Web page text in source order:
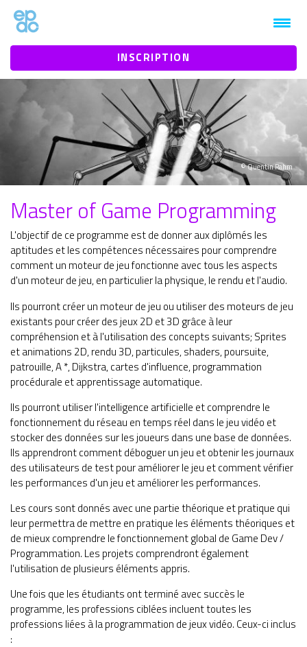
1mt0jz3htbaby1vn9b9934eeh94n1k
INSCRIPTION
© Quentin Rahm
Master of Game Programming
L'objectif de ce programme est de donner aux diplômés les
aptitudes et les compétences nécessaires pour comprendre
comment un moteur de jeu fonctionne avec tous les aspects
d'un moteur de jeu, en particulier la physique, le rendu et l'audio.
Ils pourront créer un moteur de jeu ou utiliser des moteurs de jeu
existants pour créer des jeux 2D et 3D grâce à leur
compréhension et à l'utilisation des concepts suivants; Sprites
et animations 2D, rendu 3D, particules, shaders, poursuite,
patrouille, A *, Dijkstra, cartes d'influence, programmation
procédurale et apprentissage automatique.
Ils pourront utiliser l'intelligence artificielle et comprendre le
fonctionnement du réseau en temps réel dans le jeu vidéo et
stocker des données sur les joueurs dans une base de données.
Ils apprendront comment déboguer un jeu et obtenir les journaux
des utilisateurs de test pour améliorer le jeu et comment vérifier
les performances d'un jeu et améliorer les performances.
Les cours sont donnés avec une partie théorique et pratique qui
leur permettra de mettre en pratique les éléments théoriques et
de mieux comprendre le fonctionnement global de Game Dev /
Programmation. Les projets comprendront également
l'utilisation de plusieurs éléments appris.
Une fois que les étudiants ont terminé avec succès le
programme, les professions ciblées incluent toutes les
professions liées à la programmation de jeux vidéo. Ceux-ci inclus
: